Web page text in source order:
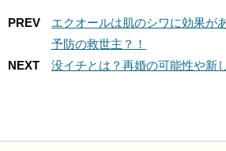
PREV
エクオールは肌のシワに効果が
予防の救世主？！
NEXT
没イチとは？再婚の可能性や新